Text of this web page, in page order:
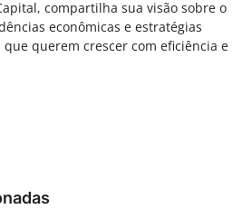
compartilha sua visão sobre o
econômicas e estratégias
querem crescer com eficiência e